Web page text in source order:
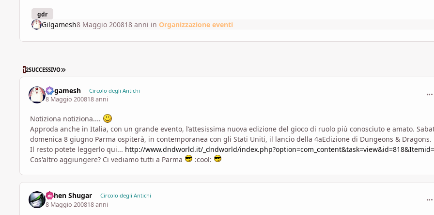
gdr
Gilgamesh8 Maggio 200818 anni in Organizzazione eventi
12SUCCESSIVO ULTIMA PAGINA
Gilgamesh Circolo degli Antichi
8 Maggio 200818 anni
Notiziona notiziona....
Approda anche in Italia, con un grande evento, l’attesissima nuova edizione del gioco di ruolo più conosciuto e amato.
domenica 8 giugno Parma ospiterà, in contemporanea con gli Stati Uniti, il lancio della 4aEdizione di Dungeons & Dragons.
Il resto potete leggerlo qui... http://www.dndworld.it/_dndworld/
Cos'altro aggiungere? Ci vediamo tutti a Parma
:cool:
Ashen Shugar Circolo degli Antichi
8 Maggio 200818 anni